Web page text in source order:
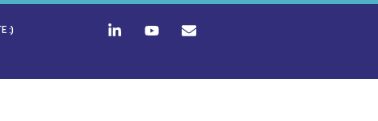
:)